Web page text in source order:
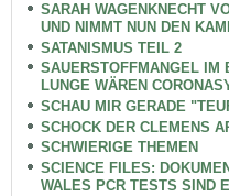
SARAH WAGENKNECHT
UND NIMMT NUN DEN
SATANISMUS TEIL 2
SAUERSTOFFMANGEL IM
LUNGE WÄREN
SCHAU MIR GERADE
SCHOCK DER CLEMENS
SCHWIERIGE THEMEN
SCIENCE FILES:
WALES PCR TESTS SIND